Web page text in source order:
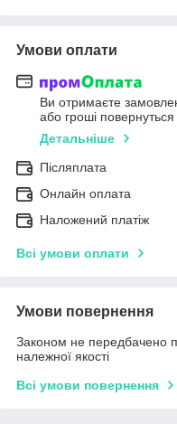
Умови оплати
Ви отримаєте
або гроші
Детальніше
Післяплата
Онлайн оплата
Наложений платіж
Всі умови оплати
Умови повернення
Законом не передбачено
належної якості
Всі умови повернення